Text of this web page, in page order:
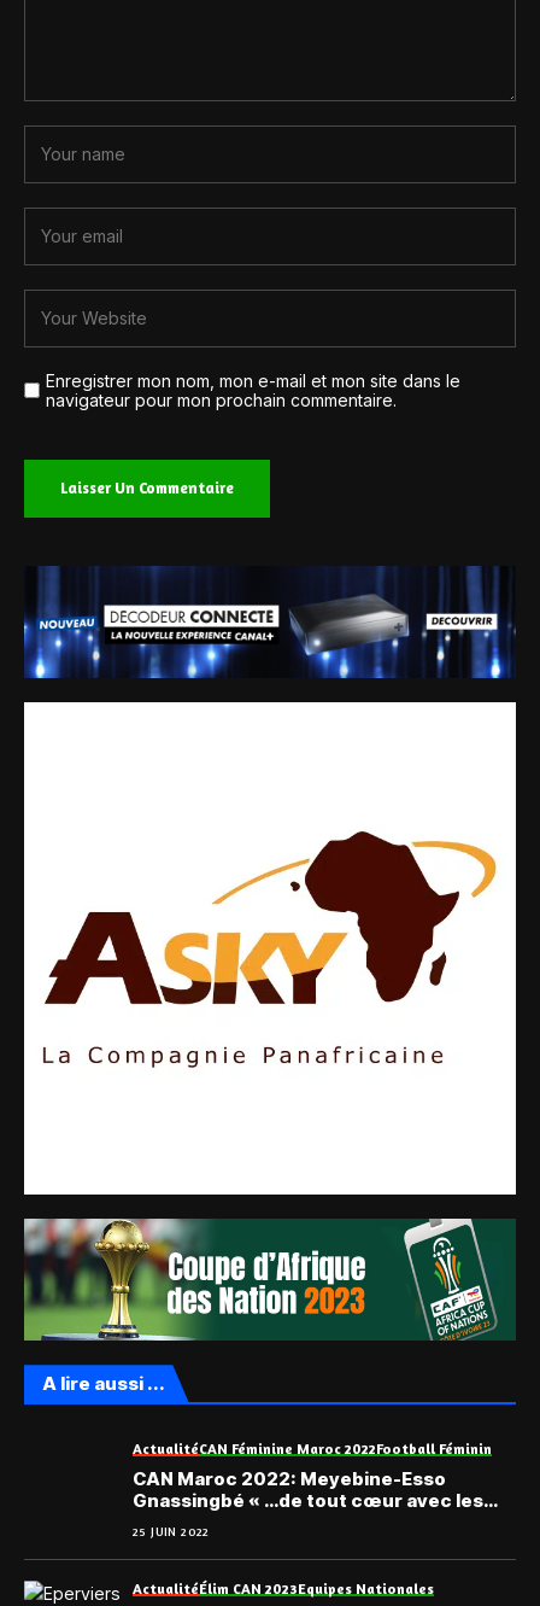
Enregistrer mon nom, mon e-mail et mon site dans le
navigateur pour mon prochain commentaire.
A lire aussi ...
ActualitéCAN Féminine Maroc 2022Football Féminin
CAN Maroc 2022: Meyebine-Esso
Gnassingbé « …de tout cœur avec les
Éperviers Dames du Togo … »
25 JUIN 2022
ActualitéÉlim CAN 2023Equipes Nationales